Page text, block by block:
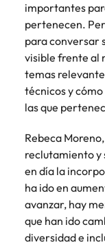
importantes
pertenecen.
para conversar
visible frente al
temas
técnicos y
las que
Rebeca
reclutamiento y
en día la
ha ido en
avanzar, hay
que han ido
diversidad e